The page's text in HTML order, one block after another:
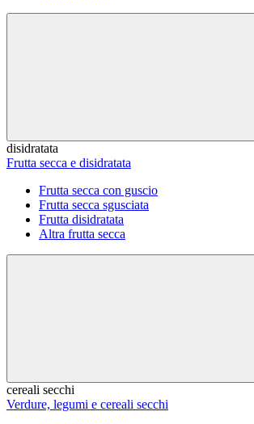
disidratata
Frutta secca e disidratata
Frutta secca con guscio
Frutta secca sgusciata
Frutta disidratata
Altra frutta secca
cereali secchi
Verdure, legumi e cereali secchi